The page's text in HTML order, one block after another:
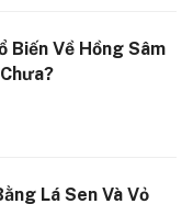
Biến Về Hồng Sâm
Lá Sen Và Vỏ